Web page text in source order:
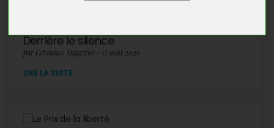
Derrière le silence
par Cévennes Magazine - 15 août 2026
LIRE LA SUITE